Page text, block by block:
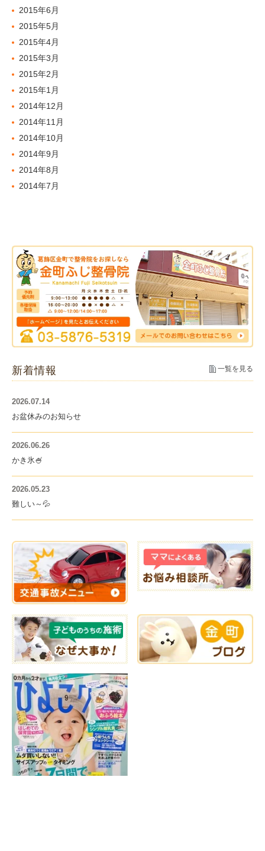
2015年6月
2015年5月
2015年4月
2015年3月
2015年2月
2015年1月
2014年12月
2014年11月
2014年10月
2014年9月
2014年8月
2014年7月
新着情報 一覧を見る
2026.07.14
お盆休みのお知らせ
2026.06.26
かき氷🍧
2026.05.23
難しい～💦